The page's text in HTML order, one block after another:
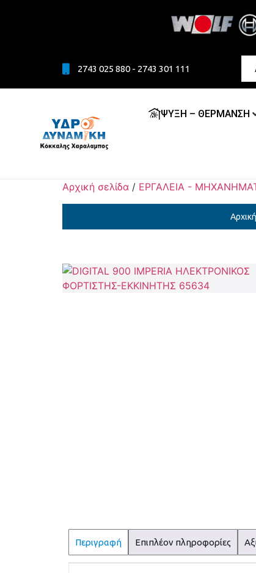
2743 025 880 - 2743 301 111
ΨΥΞΗ – ΘΕΡΜΑΝΣΗ
Αρχική σελίδα / ΕΡΓΑΛΕΙΑ -
Αρχική
Περιγραφή Επιπλέον πληροφορίες